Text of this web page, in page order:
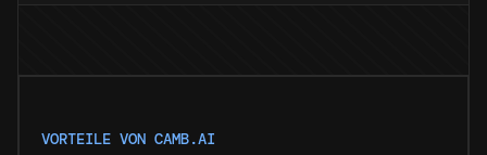
VORTEILE VON CAMB.AI